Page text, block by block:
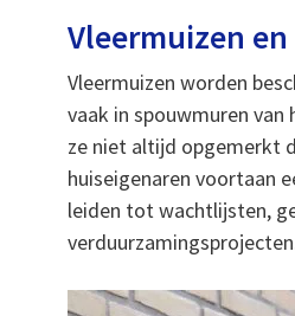
Vleermuizen
Vleermuizen worden
vaak in spouwmuren van
ze niet altijd opgemerkt
huiseigenaren voortaan
leiden tot wachtlijsten,